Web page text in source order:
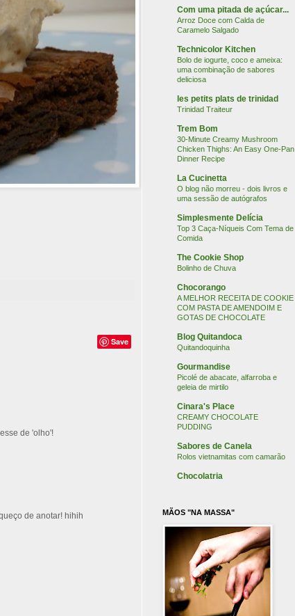
Save
de 'olho'!
de anotar! hihih
Com uma pitada de açúcar...
Arroz Doce com Calda de
Caramelo Salgado
Technicolor Kitchen
Bolo de iogurte, coco e ameixa:
uma combinação de sabores
deliciosa
les petits plats de trinidad
Trinidad Traiteur
Trem Bom
30-Minute Creamy Mushroom
Chicken Thighs: An Easy One-Pan
Dinner Recipe
La Cucinetta
O blog não morreu - dois livros e
uma sessão de autógrafos
Simplesmente Delícia
Top 3 Caça-Níqueis Com Tema de
Comida
The Cookie Shop
Bolinho de Chuva
Chocorango
A MELHOR RECEITA DE COOKIE
COM PASTA DE AMENDOIM E
GOTAS DE CHOCOLATE
Blog Quitandoca
Quitandoquinha
Gourmandise
Picolé de abacate, alfarroba e
geleia de mirtilo
Cinara's Place
CREAMY CHOCOLATE
PUDDING
Sabores de Canela
Rolos vietnamitas com camarão
Chocolatria
MÃOS "NA MASSA"